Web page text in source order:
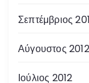
Σεπτέμβριος
Αύγουστος 2012
Ιούλιος 2012